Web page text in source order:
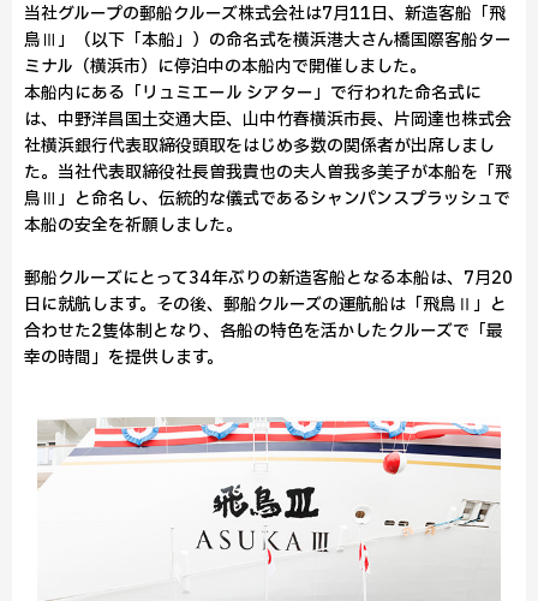
当社グループの郵船クルーズ株式会社は7月11日、新造客船「飛
鳥Ⅲ」（以下「本船」）の命名式を横浜港大さん橋国際客船ター
ミナル（横浜市）に停泊中の本船内で開催しました。
本船内にある「リュミエール シアター」で行われた命名式に
は、中野洋昌国土交通大臣、山中竹春横浜市長、片岡達也株式会
社横浜銀行代表取締役頭取をはじめ多数の関係者が出席しまし
た。当社代表取締役社長曽我貴也の夫人曽我多美子が本船を「飛
鳥Ⅲ」と命名し、伝統的な儀式であるシャンパンスプラッシュで
本船の安全を祈願しました。
郵船クルーズにとって34年ぶりの新造客船となる本船は、7月20
日に就航します。その後、郵船クルーズの運航船は「飛鳥Ⅱ」と
合わせた2隻体制となり、各船の特色を活かしたクルーズで「最
幸の時間」を提供します。